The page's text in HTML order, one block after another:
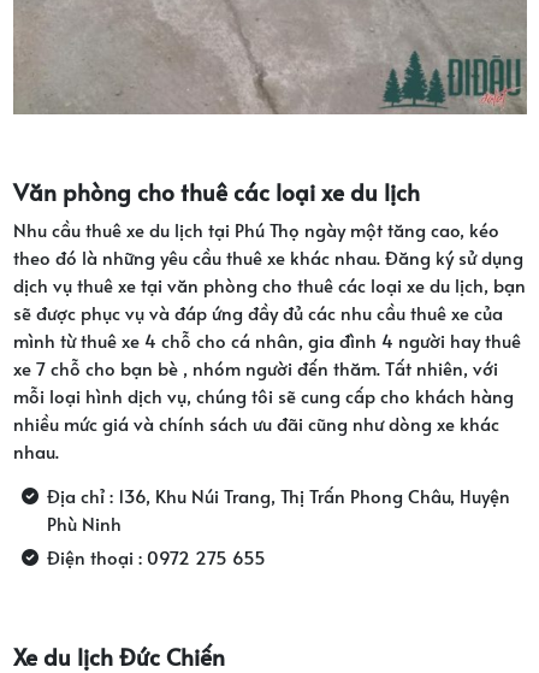
Văn phòng cho thuê các loại xe du lịch
Nhu cầu thuê xe du lịch tại Phú Thọ ngày một tăng cao, kéo
theo đó là những yêu cầu thuê xe khác nhau. Đăng ký sử dụng
dịch vụ thuê xe tại văn phòng cho thuê các loại xe du lịch, bạn
sẽ được phục vụ và đáp ứng đầy đủ các nhu cầu thuê xe của
mình từ thuê xe 4 chỗ cho cá nhân, gia đình 4 người hay thuê
xe 7 chỗ cho bạn bè , nhóm người đến thăm. Tất nhiên, với
mỗi loại hình dịch vụ, chúng tôi sẽ cung cấp cho khách hàng
nhiều mức giá và chính sách ưu đãi cũng như dòng xe khác
nhau.
Địa chỉ : 136, Khu Núi Trang, Thị Trấn Phong Châu, Huyện
Phù Ninh
Điện thoại : 0972 275 655
Xe du lịch Đức Chiến